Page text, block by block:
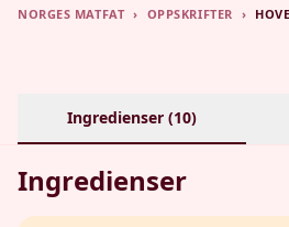
NORGES MATFAT › OPPSKRIFTER ›
Ingredienser (10)
Ingredienser